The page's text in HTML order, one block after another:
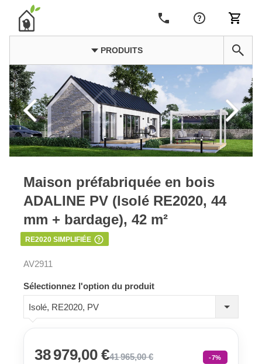
PRODUITS
Maison préfabriquée en bois
ADALINE PV (Isolé RE2020, 44
mm + bardage), 42 m²
RE2020 SIMPLIFIÉE
AV2911
Sélectionnez l'option du produit
Isolé, RE2020, PV
38 979,00 €41 965,00 € -7%